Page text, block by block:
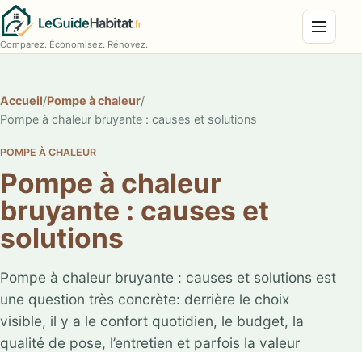
Comparez. Économisez. Rénovez. Menu
Accueil/Pompe à chaleur/
Pompe à chaleur bruyante : causes et solutions
POMPE À CHALEUR
Pompe à chaleur
bruyante : causes et
solutions
Pompe à chaleur bruyante : causes et solutions est
une question très concrète: derrière le choix
visible, il y a le confort quotidien, le budget, la
qualité de pose, l’entretien et parfois la valeur